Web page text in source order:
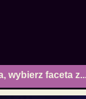
wybierz faceta